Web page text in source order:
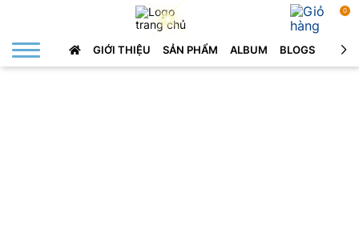
0
GIỚI THIỆU SẢN PHẨM ALBUM BLOGS LIÊN